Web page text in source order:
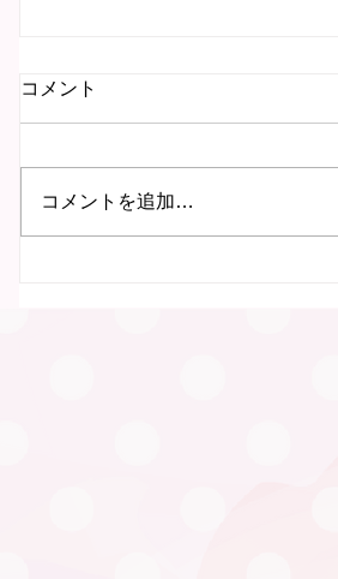
コメント
コメントを追加…